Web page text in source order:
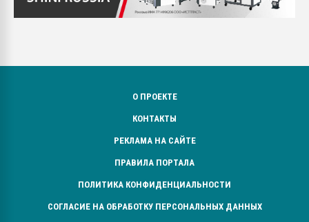
О ПРОЕКТЕ
КОНТАКТЫ
РЕКЛАМА НА САЙТЕ
ПРАВИЛА ПОРТАЛА
ПОЛИТИКА КОНФИДЕНЦИАЛЬНОСТИ
СОГЛАСИЕ НА ОБРАБОТКУ ПЕРСОНАЛЬНЫХ ДАННЫХ